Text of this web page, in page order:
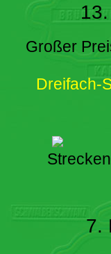
Großer
Dreifach-
7.